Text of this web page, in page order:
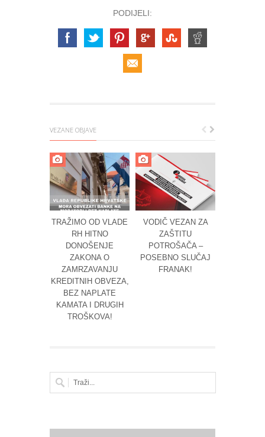
PODIJELI:
VEZANE OBJAVE
TRAŽIMO OD VLADE
RH HITNO
DONOŠENJE
ZAKONA O
ZAMRZAVANJU
KREDITNIH OBVEZA,
BEZ NAPLATE
KAMATA I DRUGIH
TROŠKOVA!
VODIČ VEZAN ZA
ZAŠTITU
POTROŠAČA –
POSEBNO SLUČAJ
FRANAK!